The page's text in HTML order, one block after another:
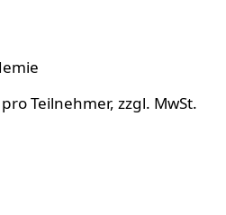
pro Teilnehmer, zzgl. MwSt.